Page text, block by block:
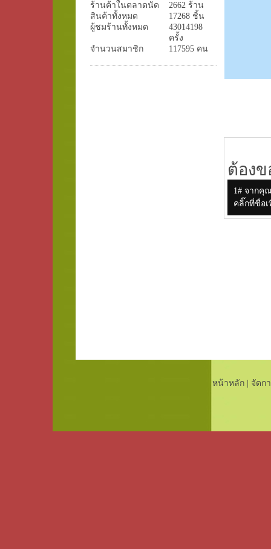
ร้านค้าในตลาดนัด
2662 ร้าน
สินค้าทั้งหมด
17268 ชิ้น
ผู้ชมร้านทั้งหมด
43014198
ครั้ง
จำนวนสมาชิก
117595 คน
ต้อง
1# จากคุ
คลิ๊กที่ชื่อ
หน้าหลัก| จัดก